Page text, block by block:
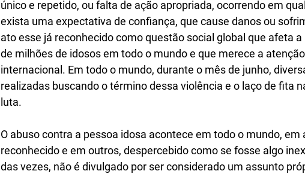
único e repetido, ou falta de ação apropriada, ocorrendo em
exista uma expectativa de confiança, que cause danos ou
ato esse já reconhecido como questão social global que afeta
de milhões de idosos em todo o mundo e que merece a
internacional. Em todo o mundo, durante o mês de junho,
realizadas buscando o término dessa violência e o laço de fita
luta.
O abuso contra a pessoa idosa acontece em todo o mundo,
reconhecido e em outros, despercebido como se fosse algo
das vezes, não é divulgado por ser considerado um assunto